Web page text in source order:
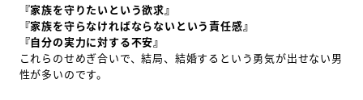
『家族を守りたいという欲求』
『家族を守らなければならないという責任感』
『自分の実力に対する不安』
これらのせめぎ合いで、結局、結婚するという勇気が出せない男
性が多いのです。